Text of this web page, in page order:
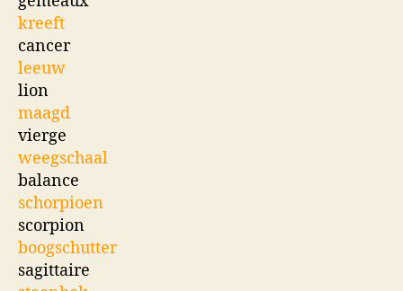
kreeft
cancer
leeuw
lion
maagd
vierge
weegschaal
balance
schorpioen
scorpion
boogschutter
sagittaire